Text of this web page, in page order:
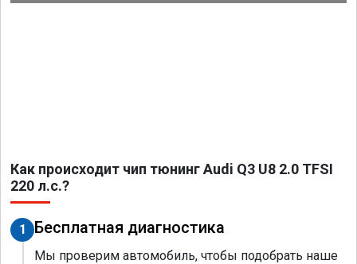
Как происходит чип тюнинг Audi Q3 U8 2.0 TFSI
220 л.с.?
1 Бесплатная диагностика
Мы проверим автомобиль, чтобы подобрать наше